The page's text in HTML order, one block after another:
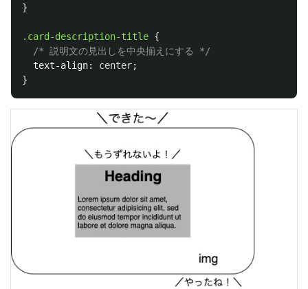
}
.card-description-title {
/* 説明文の見出しを中央揃えにする */
text-align: center;
}